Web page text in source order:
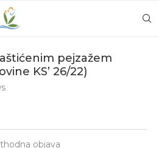
pejzažem
KS’ 26/22)
objava